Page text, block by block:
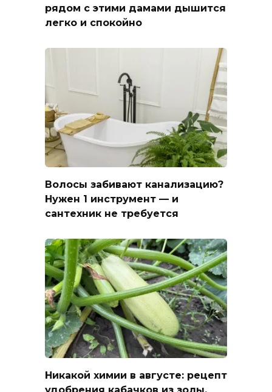
рядом с этими дамами дышится
легко и спокойно
Волосы забивают канализацию?
Нужен 1 инструмент — и
сантехник не требуется
Никакой химии в августе: рецепт
удобрения кабачков из золы,